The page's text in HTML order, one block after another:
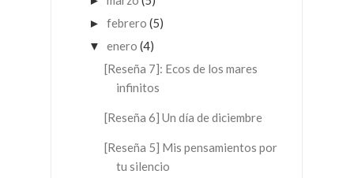
► febrero (5)
▼ enero (4)
[Reseña 7]: Ecos de los mares
infinitos
[Reseña 6] Un día de diciembre
[Reseña 5] Mis pensamientos por
tu silencio